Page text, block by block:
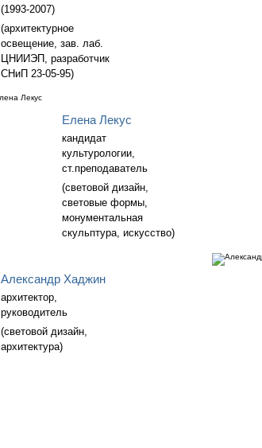
(1993-2007)
(архитектурное
освещение, зав. лаб.
ЦНИИЭП, разработчик
СНиП 23-05-95)
Елена Лекус
кандидат
культурологии,
ст.преподаватель
(световой дизайн,
световые формы,
монументальная
скульптура, искусство)
Александр Хаджин
архитектор,
руководитель
(световой дизайн,
архитектура)